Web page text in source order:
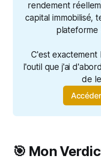
rendement
capital immobilisé,
plateforme
C'est exactement
l'outil que j'ai
de
🎯 Mon